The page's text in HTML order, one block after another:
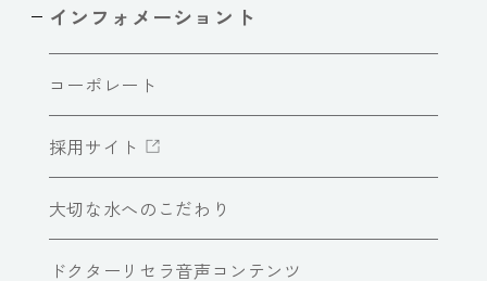
インフォメーショント
コーポレート
採用サイト
大切な水へのこだわり
ドクターリセラ音声コンテンツ